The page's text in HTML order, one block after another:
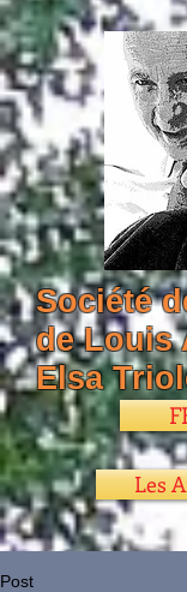
Société
de Louis
Elsa
Les
Post